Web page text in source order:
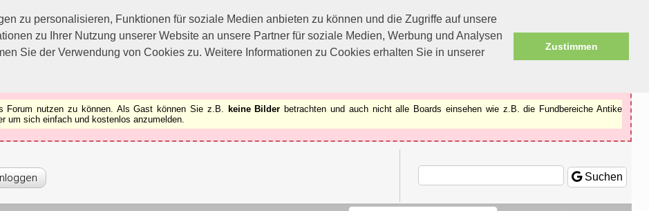
zu personalisieren, Funktionen für soziale Medien anbieten zu können und die Zugriffe auf unsere
zu Ihrer Nutzung unserer Website an unsere Partner für soziale Medien, Werbung und Analysen
Sie der Verwendung von Cookies zu. Weitere Informationen zu Cookies erhalten Sie in unserer
Zustimmen
nutzen zu können.
Forum nutzen zu können. Als Gast können Sie z.B. keine Bilder betrachten und auch nicht alle Boards einsehen wie z.B. die Fundbereiche Antike
sich einfach und kostenlos anzumelden.
Suchen